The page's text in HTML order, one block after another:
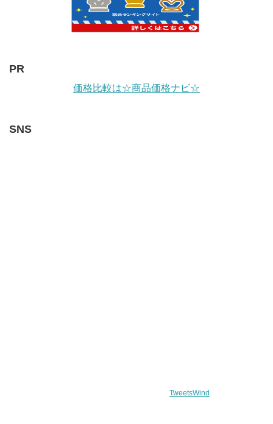
PR
価格比較は☆商品価格ナビ☆
SNS
TweetsWind